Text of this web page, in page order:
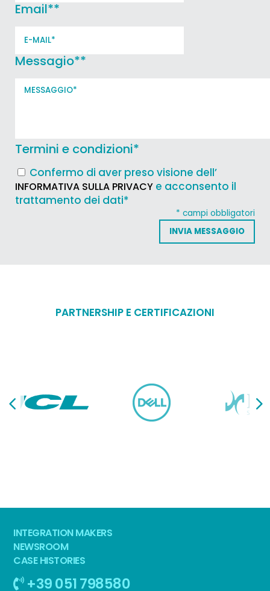
Email**
Messagio**
Termini e condizioni*
Confermo di aver preso visione dell’
INFORMATIVA SULLA PRIVACY e acconsento il
trattamento dei dati*
* campi obbligatori
PARTNERSHIP E CERTIFICAZIONI
INTEGRATION MAKERS
NEWSROOM
CASE HISTORIES
+39 051 798580